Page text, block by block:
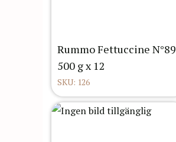
Rummo Fettuccine N°89
500 g x 12
SKU: 126